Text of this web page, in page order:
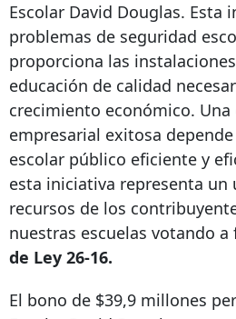
Escolar David Douglas. Esta
problemas de seguridad
proporciona las
educación de calidad
crecimiento económico.
empresarial exitosa
escolar público eficiente y
esta iniciativa representa un
recursos de los
nuestras escuelas votando a
de Ley 26-16.
El bono de $39,9 millones